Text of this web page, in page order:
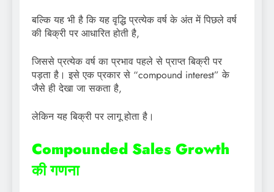
बल्कि यह भी है कि यह वृद्धि प्रत्येक वर्ष के अंत में पिछले वर्ष
की बिक्री पर आधारित होती है,
जिससे प्रत्येक वर्ष का प्रभाव पहले से प्राप्त बिक्री पर
पड़ता है। इसे एक प्रकार से “compound interest” के
जैसे ही देखा जा सकता है,
लेकिन यह बिक्री पर लागू होता है।
Compounded Sales Growth
की गणना